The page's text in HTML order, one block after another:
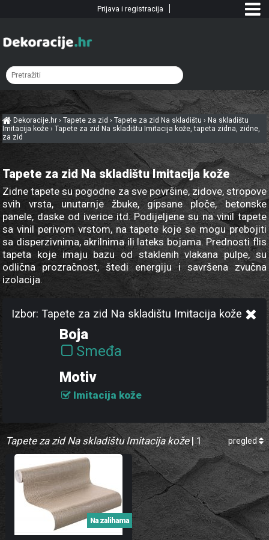
Dekoracije.hr›Tapete za zid ›Tapete za zid Na skladištu › Na skladištu
Imitacija kože ›Tapete za zid Na skladištu Imitacija kože, tapeta zidna, zidne,
za zid
Tapete za zid Na skladištu Imitacija kože
Zidne tapete su pogodne za sve površine, zidove, stropove
svih vrsta, unutarnje žbuke, gipsane ploče, betonske
panele, daske od iverice itd. Podijeljene su na vinil tapete
sa vinil perivom vrstom, na tapete koje se mogu prebojiti
sa disperzivnima, akrilnima ili lateks bojama. Prednosti flis
tapeta koje imaju bazu od staklenih vlakana pulpe, su
odlična prozračnost, štedi energiju i savršena zvučna
izolacija.
Izbor: Tapete za zid Na skladištu Imitacija kože
Boja
Smeđa
Motiv
Imitacija kože
Tapete za zid Na skladištu Imitacija kože| 1 pregled
Na zalihama
Prijava i registracija